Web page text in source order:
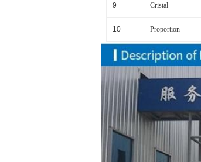
9 Cristal
10 Proportion